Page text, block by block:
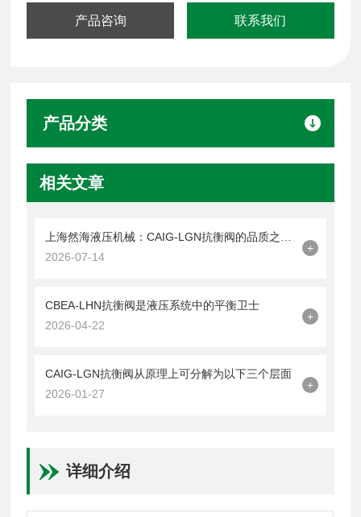
产品咨询 联系我们
产品分类
相关文章
2026-07-14
+
CBEA-LHN抗衡阀是液压系统中的平衡卫士
2026-04-22
+
CAIG-LGN抗衡阀从原理上可分解为以下三个层面
2026-01-27
+
详细介绍